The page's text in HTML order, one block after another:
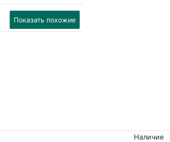
Показать похожие
Наличие